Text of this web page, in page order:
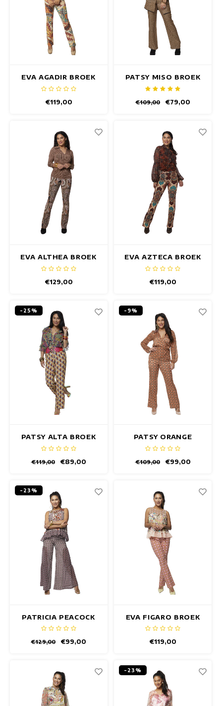
EVA AGADIR BROEK
€119,00
PATSY MISO BROEK
€109,00 €79,00
EVA ALTHEA BROEK
€129,00
EVA AZTECA BROEK
€119,00
-25%
PATSY ALTA BROEK
€119,00 €89,00
-9%
PATSY ORANGE
BROEK
€109,00 €99,00
-23%
PATRICIA PEACOCK
BROEK
€129,00 €99,00
EVA FIGARO BROEK
€119,00
-23%